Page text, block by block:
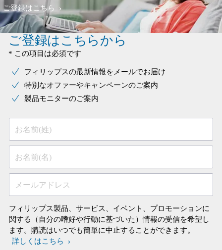
ご登録はこちら
ご登録はこちらから
* この項目は必須です
フィリップスの最新情報をメールでお届け
特別なオファーやキャンペーンのご案内
製品モニターのご案内
お名前(姓)
お名前(名)
メールアドレス
フィリップス製品、サービス、イベント、プロモーションに
関する（自分の嗜好や行動に基づいた）情報の受信を希望し
ます。購読はいつでも簡単に中止することができます。
詳しくはこちら